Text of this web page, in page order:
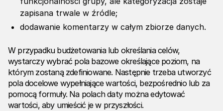
zapisana trwale w źródle;
dodawanie komentarzy w całym zbiorze danych.
W przypadku budżetowania lub określania celów,
wystarczy wybrać pola bazowe określające poziom, na
którym zostaną zdefiniowane. Następnie trzeba utworzyć
pola docelowe wypełniające wartości, bezpośrednio lub za
pomocą formuły. Na polach daty można edytować
wartości, aby umieścić je w przyszłości.